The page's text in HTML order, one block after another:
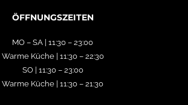
ÖFFNUNGSZEITEN
MO – SA | 11:30 – 23:00
Warme Küche | 11:30 – 22:30
SO | 11:30 – 23:00
Warme Küche | 11:30 – 21:30